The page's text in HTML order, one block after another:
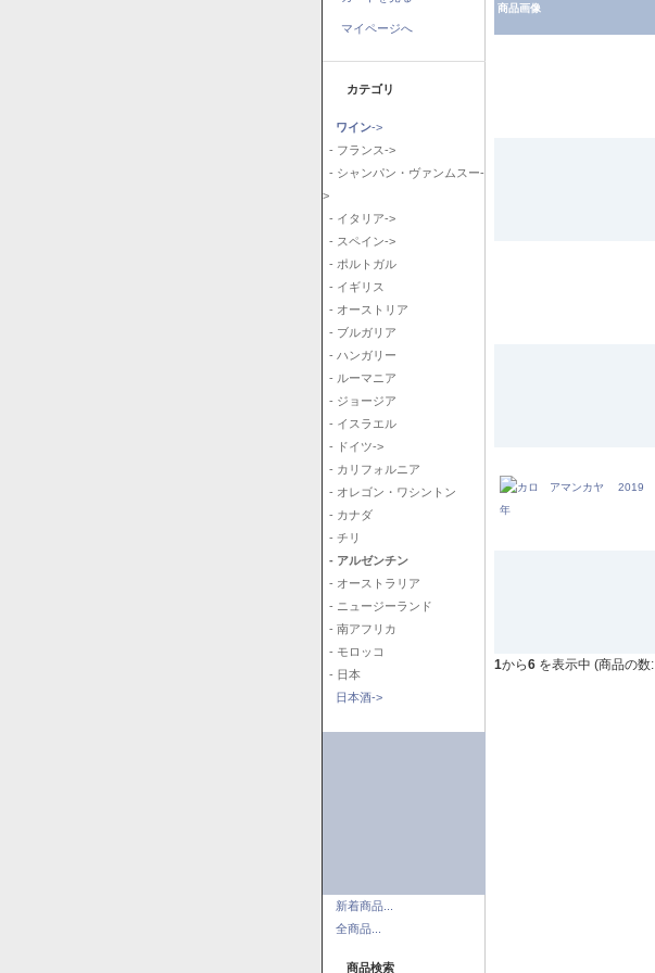
マイページへ
カテゴリ
ワイン->
- フランス->
- シャンパン・ヴァンムスー-
>
- イタリア->
- スペイン->
- ポルトガル
- イギリス
- オーストリア
- ブルガリア
- ハンガリー
- ルーマニア
- ジョージア
- イスラエル
- ドイツ->
- カリフォルニア
- オレゴン・ワシントン
- カナダ
- チリ
- アルゼンチン
- オーストラリア
- ニュージーランド
- 南アフリカ
- モロッコ
- 日本
日本酒->
新着商品...
全商品...
商品検索
商品画像
1から6 を表示中 (商品の数: